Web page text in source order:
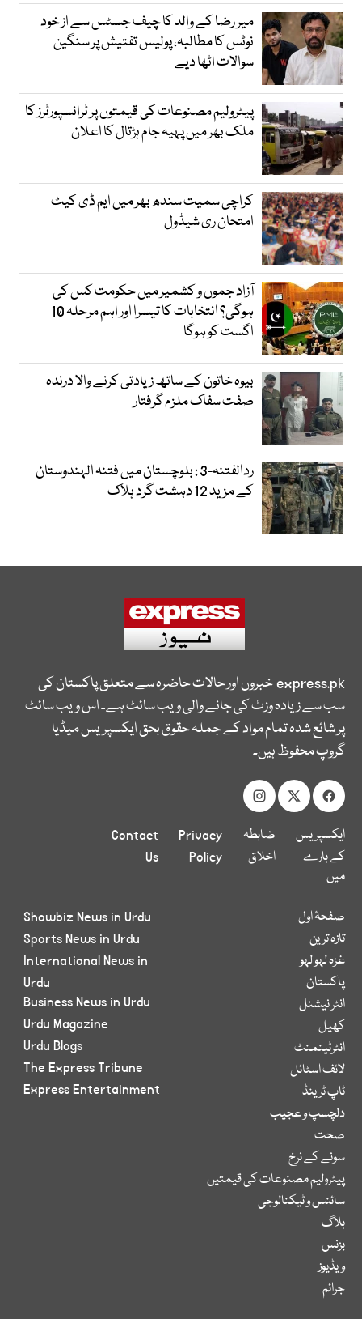
میر رضا کے والد کا چیف جسٹس سے از خود
نوٹس کا مطالبہ، پولیس تفتیش پر سنگین
سوالات اٹھا دیے
پیٹرولیم مصنوعات کی قیمتوں پر ٹرانسپورٹرز کا
ملک بھر میں پہیہ جام ہڑتال کا اعلان
کراچی سمیت سندھ بھر میں ایم ڈی کیٹ
امتحان ری شیڈول
آزاد جموں و کشمیر میں حکومت کس کی
ہوگی؟ انتخابات کا تیسرا اور اہم مرحلہ 10
اگست کو ہوگا
بیوہ خاتون کے ساتھ زیادتی کرنے والا درندہ
صفت سفاک ملزم گرفتار
ردالفتنہ-3 : بلوچستان میں فتنہ الہندوستان
کے مزید 12 دہشت گرد ہلاک
express.pkخبروں اور حالات حاضرہ سے متعلق پاکستان کی
سب سے زیادہ وزٹ کی جانے والی ویب سائٹ ہے۔ اس ویب سائٹ
پر شائع شدہ تمام مواد کے جملہ حقوق بحق ایکسپریس میڈیا
گروپ محفوظ ہیں۔
ایکسپریس
کے بارے
میں
ضابطہ
اخلاق
Privacy
Policy
Contact
Us
صفحۂ اول
تازہ ترین
غزہ لہو لہو
پاکستان
انٹر نیشنل
کھیل
انٹرٹینمنٹ
لائف اسٹائل
ٹاپ ٹرینڈ
دلچسپ و عجیب
صحت
سونے کے نرخ
پیٹرولیم مصنوعات کی قیمتیں
سائنس و ٹیکنالوجی
بلاگ
بزنس
ویڈیوز
جرائم
Showbiz News in Urdu
Sports News in Urdu
International News in
Urdu
Business News in Urdu
Urdu Magazine
Urdu Blogs
The Express Tribune
Express Entertainment